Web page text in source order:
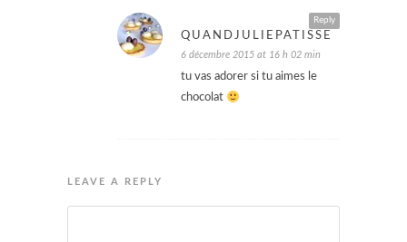
Reply
QUANDJULIEPATISSE
6 décembre 2015 at 16 h 02 min
tu vas adorer si tu aimes le
chocolat
LEAVE A REPLY